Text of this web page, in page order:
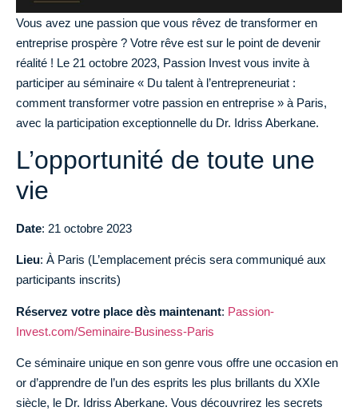
Vous avez une passion que vous rêvez de transformer en
entreprise prospère ? Votre rêve est sur le point de devenir
réalité ! Le 21 octobre 2023, Passion Invest vous invite à
participer au séminaire « Du talent à l’entrepreneuriat :
comment transformer votre passion en entreprise » à Paris,
avec la participation exceptionnelle du Dr. Idriss Aberkane.
L’opportunité de toute une
vie
Date: 21 octobre 2023
Lieu: À Paris (L’emplacement précis sera communiqué aux
participants inscrits)
Réservez votre place dès maintenant: Passion-
Invest.com/Seminaire-Business-Paris
Ce séminaire unique en son genre vous offre une occasion en
or d’apprendre de l’un des esprits les plus brillants du XXIe
siècle, le Dr. Idriss Aberkane. Vous découvrirez les secrets